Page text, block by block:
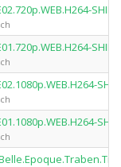
SHIIIT
SHIIIT